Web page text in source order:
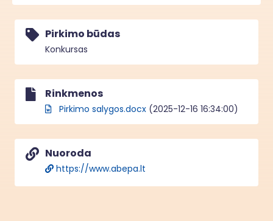
Pirkimo būdas
Konkursas
Rinkmenos
Pirkimo salygos.docx (2025-12-16 16:34:00)
Nuoroda
https://www.abepa.lt